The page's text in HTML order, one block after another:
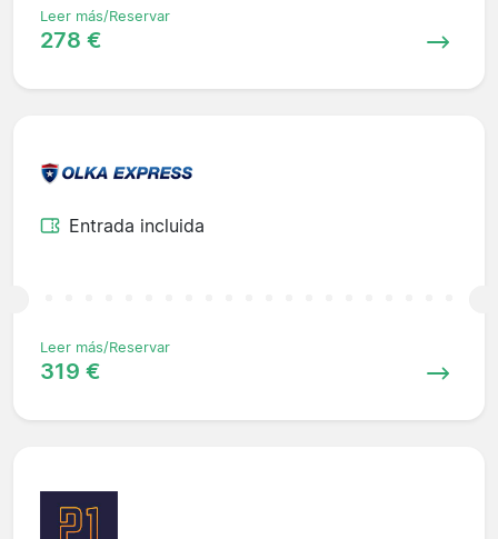
Leer más/Reservar
278 €
Entrada incluida
Leer más/Reservar
319 €